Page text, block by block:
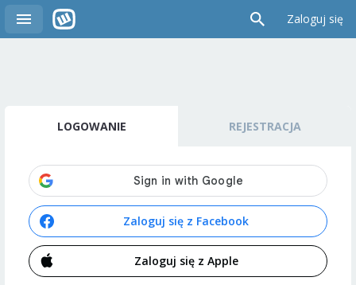
Zaloguj się
LOGOWANIE REJESTRACJA
Zaloguj się z Facebook
Zaloguj się z Apple